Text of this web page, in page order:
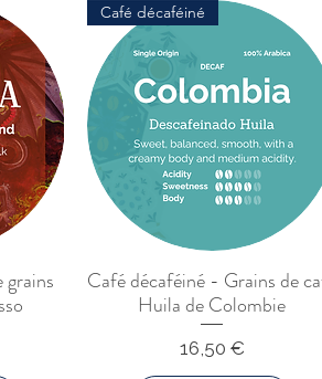
Café décaféiné
Café décaféiné - Grains de
Huila de Colombie
Prix
16,50 €